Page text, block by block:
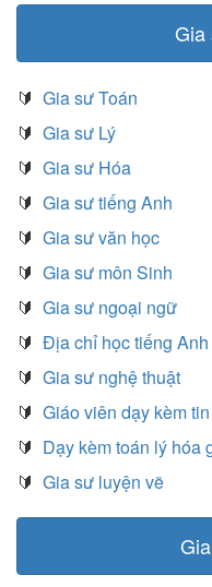
Gia
🔰 Gia sư Toán
🔰 Gia sư Lý
🔰 Gia sư Hóa
🔰 Gia sư tiếng Anh
🔰 Gia sư văn học
🔰 Gia sư môn Sinh
🔰 Gia sư ngoại ngữ
🔰 Địa chỉ học tiếng
🔰 Gia sư nghệ thuật
🔰 Giáo viên dạy kèm
🔰 Dạy kèm toán lý hóa
🔰 Gia sư luyện vẽ